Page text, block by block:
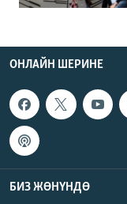
ОНЛАЙН ШЕРИНЕ
БИЗ ЖӨНҮНДӨ